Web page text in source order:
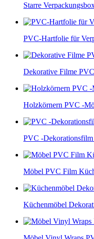
Starre
PVC-Hartfolie für
Dekorative Filme
Holzkörnern PVC -
PVC -
Möbel PVC Film
Küchenmöbel